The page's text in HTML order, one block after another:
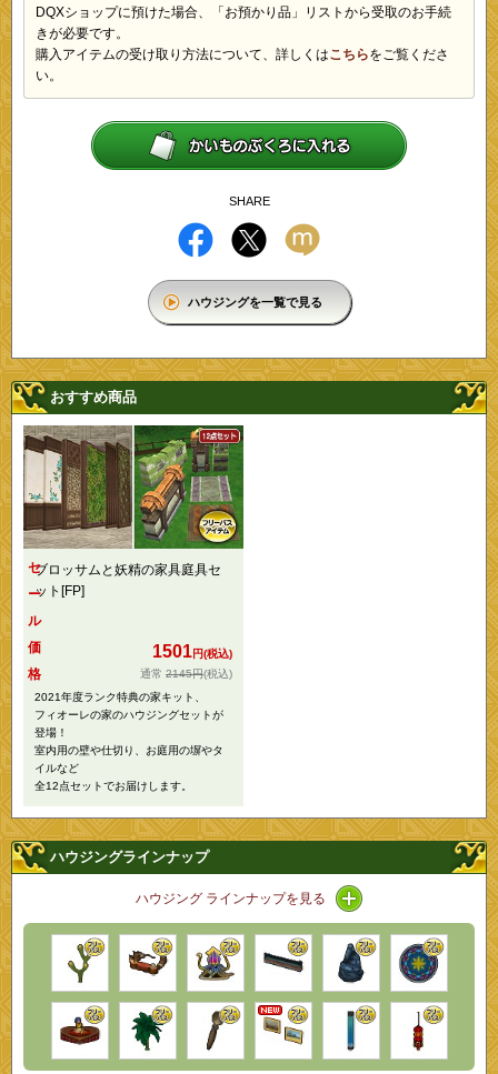
DQXショップに預けた場合、「お預かり品」リストから受取のお手続
きが必要です。
購入アイテムの受け取り方法について、詳しくはこちらをご覧くださ
い。
SHARE
ハウジングを一覧で見る
おすすめ商品
ブロッサムと妖精の家具庭具セ
ット[FP]
セ
ー
ル
価
格
1501円(税込)
2145円(税込)
2021年度ランク特典の家キット、
フィオーレの家のハウジングセットが
登場！
室内用の壁や仕切り、お庭用の塀やタ
イルなど
全12点セットでお届けします。
ハウジングラインナップ
ハウジング ラインナップを見る アイコン / ラインナ